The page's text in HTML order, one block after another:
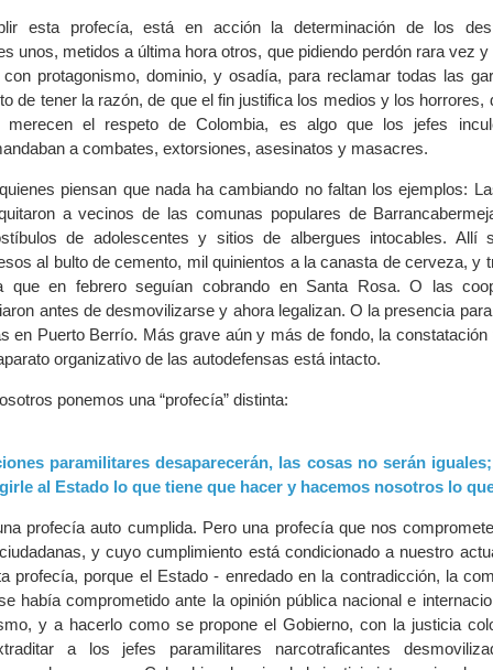
esta profecía, está en acción la determinación de los
unos, metidos a última hora otros, que pidiendo perdón rara vez
protagonismo, dominio, y osadía, para reclamar todas las
de tener la razón, de que el fin justifica los medios y los horrores,
el respeto de Colombia, es algo que los jefes
a combates, extorsiones, asesinatos y masacres.
piensan que nada ha cambiando no faltan los ejemplos:
a vecinos de las comunas populares de
de adolescentes y sitios de albergues intocables. Allí
al bulto de cemento, mil quinientos a la canasta de cerveza, y
que en febrero seguían cobrando en Santa Rosa. O las
antes de desmovilizarse y ahora legalizan. O la presencia
en Puerto Berrío. Más grave aún y más de fondo, la constatación
organizativo de las autodefensas está intacto.
ponemos una “profecía” distinta:
paramilitares desaparecerán, las cosas no serán
al Estado lo que tiene que hacer y hacemos nosotros lo
profecía auto cumplida. Pero una profecía que nos
y cuyo cumplimiento está condicionado a nuestro
profecía, porque el Estado - enredado en la contradicción, la
había comprometido ante la opinión pública nacional e
y a hacerlo como se propone el Gobierno, con la justicia
a los jefes paramilitares narcotraficantes